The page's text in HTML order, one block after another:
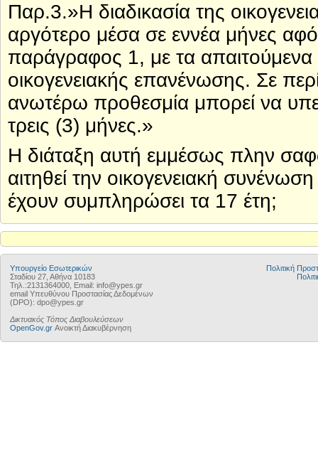
Παρ.3.»Η διαδικασία της
αργότερο μέσα σε εννέα μήνες
παράγραφος 1, με τα απαιτούμενα
οικογενειακής επανένωσης. Σε
ανωτέρω προθεσμία μπορεί να
τρεις (3) μήνες.»
Η διάταξη αυτή εμμέσως πλην
αιτηθεί την οικογενειακή
έχουν συμπληρώσει τα 17 έτη;
Υπουργείο Εσωτερικών
Σταδίου 27, Αθήνα 10183
Τηλ.:2131364000, Email: info@ypes.gr
email Υπευθύνου Προστασίας Δεδομένων
(DPO): dpo@ypes.gr
Δικτυακός Τόπος Διαβουλεύσεων
OpenGov.gr Ανοικτή Διακυβέρνηση
Πολιτική